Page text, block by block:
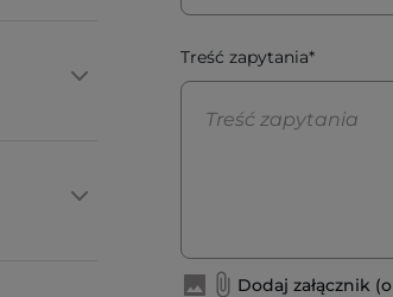
Treść zapytania*
Dodaj załącznik